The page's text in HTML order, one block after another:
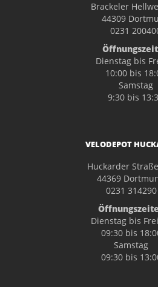
Brackeler
44309
0231
Dienstag bis
10:00 bis
Samstag
9:30 bis
VELODEPOT
Huckarder
44369
0231 314290
Dienstag bis
09:30 bis
Samstag
09:30 bis